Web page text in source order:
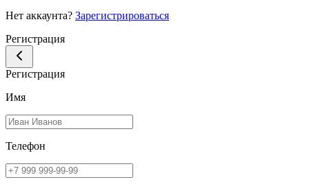
Нет аккаунта? Зарегистрироваться
Регистрация
Регистрация
Имя
Телефон